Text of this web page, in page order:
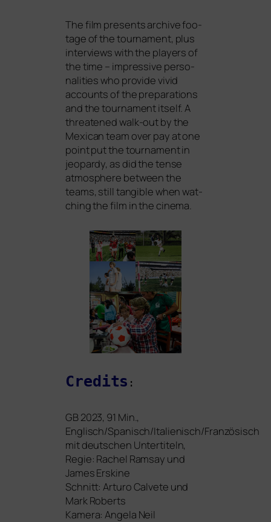
The film pres­ents archi­ve foo­
ta­ge of the tour­na­ment, plus
inter­views with the play­ers of
the time – impres­si­ve per­so­
na­li­ties who pro­vi­de vivid
accounts of the pre­pa­ra­ti­ons
and the tour­na­ment its­elf. A
threa­ten­ed walk-out by the
Mexican team over pay at one
point put the tour­na­ment in
jeo­par­dy, as did the ten­se
atmo­sphe­re bet­ween the
teams, still tan­gi­ble when wat­
ching the film in the cinema.
Credits :
GB2023, 91 Min.,
Englisch/Spanisch/Italienisch/Französisch
mit deut­schen Untertiteln,
Regie: Rachel Ramsay und
James Erskine
Schnitt: Arturo Calvete und
Mark Roberts
Kamera: Angela Neil